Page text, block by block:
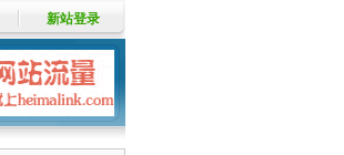
新站登录